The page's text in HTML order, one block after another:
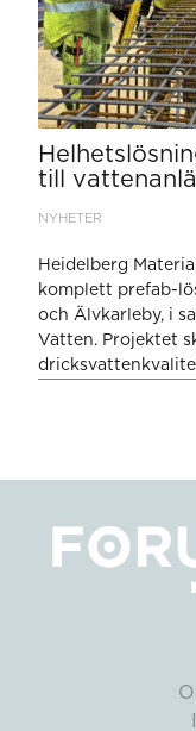
till
NYHETER
Heidelberg
komplett prefab-
och Älvkarleby, i
Vatten. Projektet